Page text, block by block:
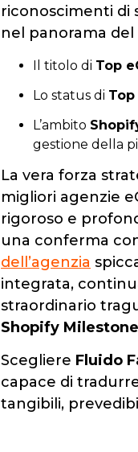
riconoscimenti di
nel panorama
Il titolo di Top
Lo status di
L’ambito
gestione della
La vera forza
migliori agenzie
rigoroso e
una conferma
dell’agenzia
integrata,
straordinario
Shopify
Scegliere Fluido
capace di
tangibili,